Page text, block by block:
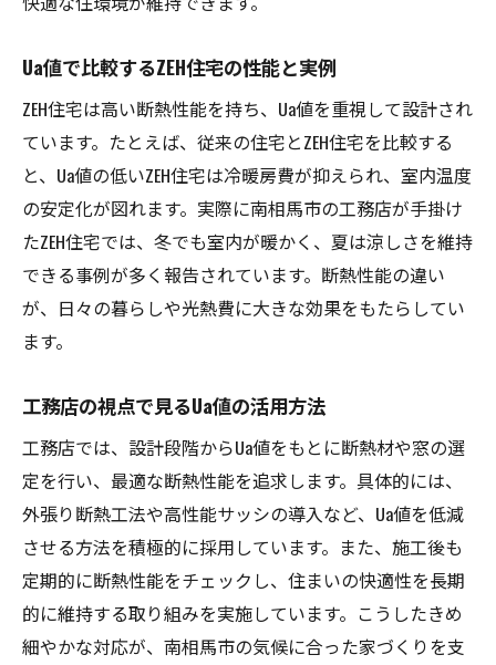
Ua値で比較するZEH住宅の性能と実例
ZEH住宅は高い断熱性能を持ち、Ua値を重視して設計され
ています。たとえば、従来の住宅とZEH住宅を比較する
と、Ua値の低いZEH住宅は冷暖房費が抑えられ、室内温度
の安定化が図れます。実際に南相馬市の工務店が手掛け
たZEH住宅では、冬でも室内が暖かく、夏は涼しさを維持
できる事例が多く報告されています。断熱性能の違い
が、日々の暮らしや光熱費に大きな効果をもたらしてい
ます。
工務店の視点で見るUa値の活用方法
工務店では、設計段階からUa値をもとに断熱材や窓の選
定を行い、最適な断熱性能を追求します。具体的には、
外張り断熱工法や高性能サッシの導入など、Ua値を低減
させる方法を積極的に採用しています。また、施工後も
定期的に断熱性能をチェックし、住まいの快適性を長期
的に維持する取り組みを実施しています。こうしたきめ
細やかな対応が、南相馬市の気候に合った家づくりを支